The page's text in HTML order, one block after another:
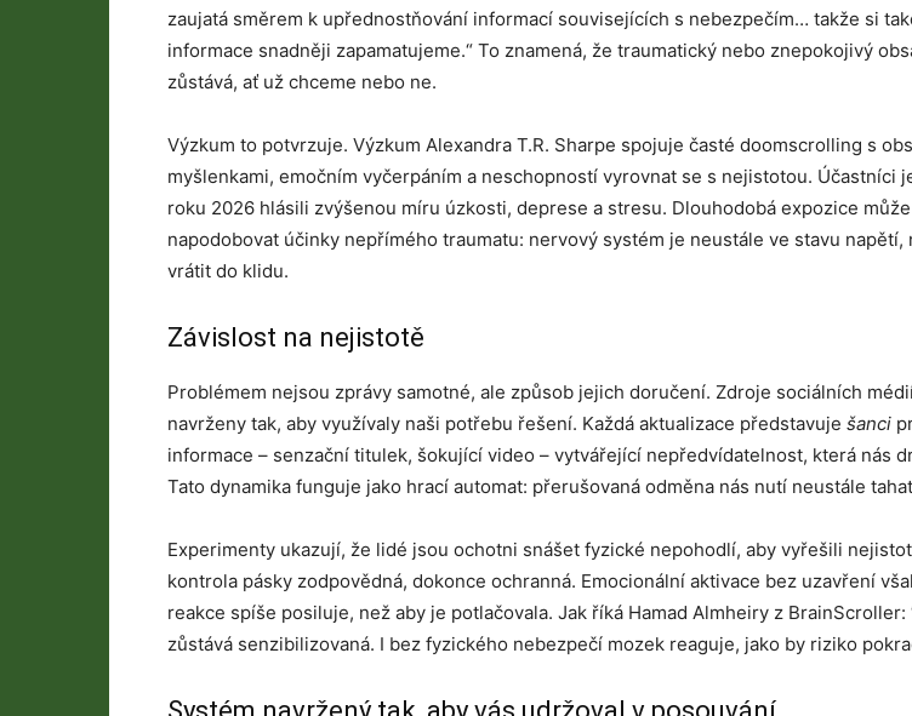
zaujatá směrem k upřednostňování informací souvisejících s nebezpečím… takže si
informace snadněji zapamatujeme.“ To znamená, že traumatický nebo znepokojivý
zůstává, ať už chceme nebo ne.
Výzkum to potvrzuje. Výzkum Alexandra T.R. Sharpe spojuje časté doomscrolling s
myšlenkami, emočním vyčerpáním a neschopností vyrovnat se s nejistotou. Účastníci
roku 2026 hlásili zvýšenou míru úzkosti, deprese a stresu. Dlouhodobá expozice
napodobovat účinky nepřímého traumatu: nervový systém je neustále ve stavu napětí,
vrátit do klidu.
Závislost na nejistotě
Problémem nejsou zprávy samotné, ale způsob jejich doručení. Zdroje sociálních
navrženy tak, aby využívaly naši potřebu řešení. Každá aktualizace představuje šanci
informace – senzační titulek, šokující video – vytvářející nepředvídatelnost, která nás
Tato dynamika funguje jako hrací automat: přerušovaná odměna nás nutí neustále
Experimenty ukazují, že lidé jsou ochotni snášet fyzické nepohodlí, aby vyřešili
kontrola pásky zodpovědná, dokonce ochranná. Emocionální aktivace bez uzavření
reakce spíše posiluje, než aby je potlačovala. Jak říká Hamad Almheiry z BrainScroller:
zůstává senzibilizovaná. I bez fyzického nebezpečí mozek reaguje, jako by riziko
Systém navržený tak, aby vás udržoval v posouvání